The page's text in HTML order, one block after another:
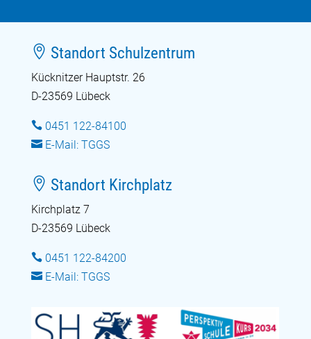
 Standort Schulzentrum
Kücknitzer Hauptstr. 26
D-23569 Lübeck
 0451 122-84100
 E-Mail: TGGS
 Standort Kirchplatz
Kirchplatz 7
D-23569 Lübeck
 0451 122-84200
 E-Mail: TGGS